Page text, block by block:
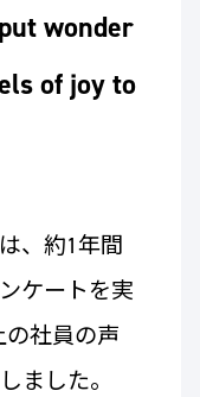
wonder
of joy to
、約1年間
ケートを実
社員の声
ました。